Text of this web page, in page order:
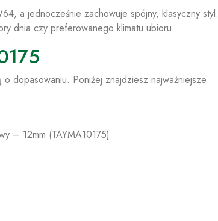
a jednocześnie zachowuje spójny, klasyczny styl.
dnia czy preferowanego klimatu ubioru.
dopasowaniu. Poniżej znajdziesz najważniejsze
– 12mm (TAYMA10175)